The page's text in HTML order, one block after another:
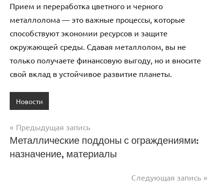
Прием и переработка цветного и черного
металлолома — это важные процессы, которые
способствуют экономии ресурсов и защите
окружающей среды. Сдавая металлолом, вы не
только получаете финансовую выгоду, но и вносите
свой вклад в устойчивое развитие планеты.
Новости
Навигация
по
Предыдущая запись
Металлические поддоны с ограждениями:
назначение, материалы
Следующая запись